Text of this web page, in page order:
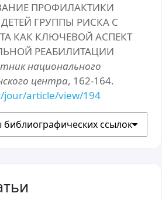
ПРОФИЛАКТИКИ
ГРУППЫ РИСКА С
КАК КЛЮЧЕВОЙ АСПЕКТ
РЕАБИЛИТАЦИИ
национального
центра, 162-164.
article/view/194
ссылок